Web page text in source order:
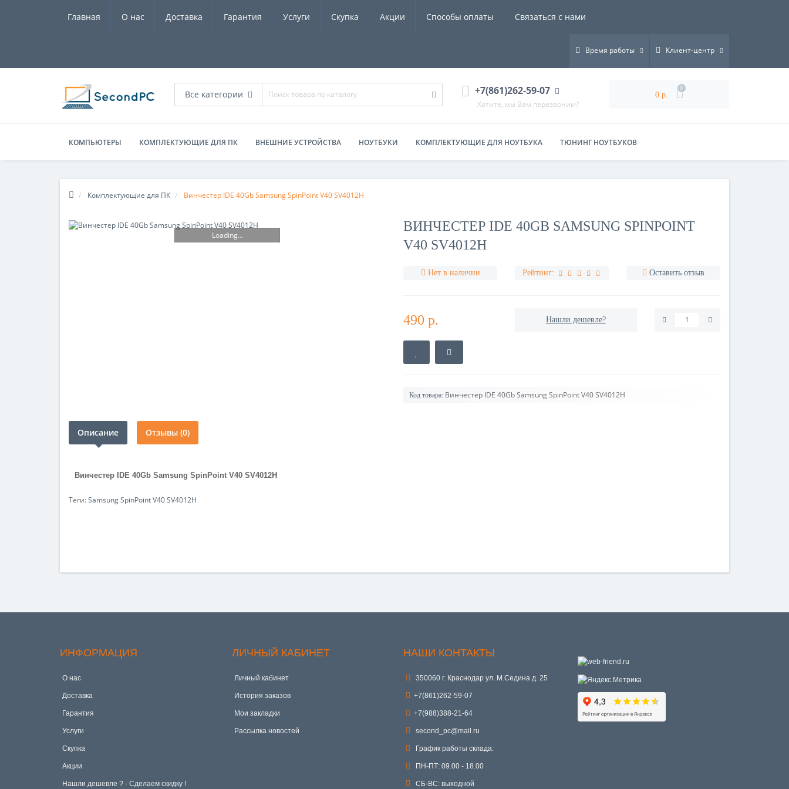
Главная О нас Доставка Гарантия Услуги Скупка Акции Способы оплаты Связаться с нами
Время работы Клиент-центр
Все категории +7(861)262-59-07
Хотите, мы Вам перезвоним?
0 р.
0
КОМПЬЮТЕРЫ КОМПЛЕКТУЮЩИЕ ДЛЯ ПК ВНЕШНИЕ УСТРОЙСТВА НОУТБУКИ КОМПЛЕКТУЮЩИЕ ДЛЯ НОУТБУКА ТЮНИНГ НОУТБУКОВ
Комплектующие для ПК Винчестер IDE 40Gb Samsung SpinPoint V40 SV4012H
Loading...
ВИНЧЕСТЕР IDE 40GB SAMSUNG SPINPOINT
V40 SV4012H
Нет в наличии Рейтинг: Оставить отзыв
490 р. Нашли дешевле?
Код товара: Винчестер IDE 40Gb Samsung SpinPoint V40 SV4012H
Описание Отзывы (0)
Винчестер IDE 40Gb Samsung SpinPoint V40 SV4012H
Теги:Samsung SpinPoint V40 SV4012H
ИНФОРМАЦИЯ
О нас
Доставка
Гарантия
Услуги
Скупка
Акции
Hашли дешевле ? - Сделаем скидку !
ЛИЧНЫЙ КАБИНЕТ
Личный кабинет
История заказов
Мои закладки
Рассылка новостей
НАШИ КОНТАКТЫ
350060 г. Краснодар ул. М.Седина д. 25
+7(861)262-59-07
+7(988)388-21-64
second_pc@mail.ru
График работы склада:
ПН-ПТ: 09.00 - 18.00
СБ-ВС: выходной